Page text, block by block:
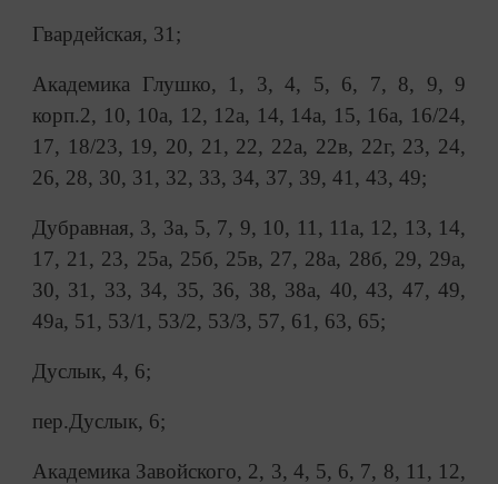
Гвардейская, 31;
Академика Глушко, 1, 3, 4, 5, 6, 7, 8, 9, 9
корп.2, 10, 10а, 12, 12а, 14, 14а, 15, 16а, 16/24,
17, 18/23, 19, 20, 21, 22, 22а, 22в, 22г, 23, 24,
26, 28, 30, 31, 32, 33, 34, 37, 39, 41, 43, 49;
Дубравная, 3, 3а, 5, 7, 9, 10, 11, 11а, 12, 13, 14,
17, 21, 23, 25а, 25б, 25в, 27, 28а, 28б, 29, 29а,
30, 31, 33, 34, 35, 36, 38, 38а, 40, 43, 47, 49,
49а, 51, 53/1, 53/2, 53/3, 57, 61, 63, 65;
Дуслык, 4, 6;
пер.Дуслык, 6;
Академика Завойского, 2, 3, 4, 5, 6, 7, 8, 11, 12,